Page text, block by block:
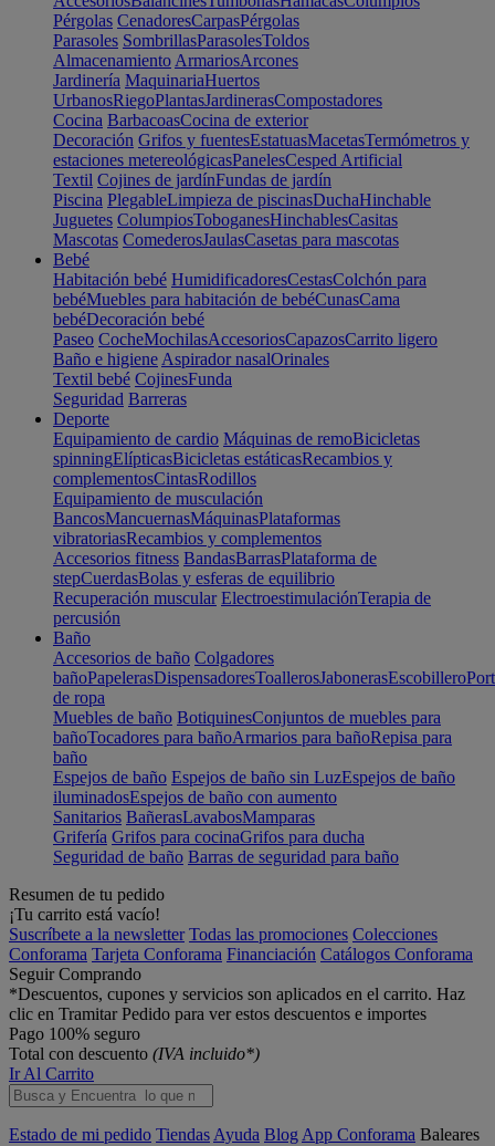
Pérgolas CenadoresCarpasPérgolas
Parasoles SombrillasParasolesToldos
Almacenamiento ArmariosArcones
Jardinería MaquinariaHuertos
UrbanosRiegoPlantasJardinerasCompostadores
Cocina BarbacoasCocina de exterior
Decoración Grifos y fuentesEstatuasMacetasTermómetros y
estaciones metereológicasPanelesCesped Artificial
Textil Cojines de jardínFundas de jardín
Piscina PlegableLimpieza de piscinasDuchaHinchable
Juguetes ColumpiosToboganesHinchablesCasitas
Mascotas ComederosJaulasCasetas para mascotas
Bebé
Habitación bebé HumidificadoresCestasColchón para
bebéMuebles para habitación de bebéCunasCama
bebéDecoración bebé
Paseo CocheMochilasAccesoriosCapazosCarrito ligero
Baño e higiene Aspirador nasalOrinales
Textil bebé CojinesFunda
Seguridad Barreras
Deporte
Equipamiento de cardio Máquinas de remoBicicletas
spinningElípticasBicicletas estáticasRecambios y
complementosCintasRodillos
Equipamiento de musculación
BancosMancuernasMáquinasPlataformas
vibratoriasRecambios y complementos
Accesorios fitness BandasBarrasPlataforma de
stepCuerdasBolas y esferas de equilibrio
Recuperación muscular ElectroestimulaciónTerapia de
percusión
Baño
Accesorios de baño Colgadores
bañoPapelerasDispensadoresToallerosJabonerasEscobillero
de ropa
Muebles de baño BotiquinesConjuntos de muebles para
bañoTocadores para bañoArmarios para bañoRepisa para
baño
Espejos de baño Espejos de baño sin LuzEspejos de baño
iluminadosEspejos de baño con aumento
Sanitarios BañerasLavabosMamparas
Grifería Grifos para cocinaGrifos para ducha
Seguridad de baño Barras de seguridad para baño
Resumen de tu pedido
¡Tu carrito está vacío!
Suscríbete a la newsletter Todas las promociones Colecciones
Conforama Tarjeta Conforama Financiación Catálogos Conforama
Seguir Comprando
*Descuentos, cupones y servicios son aplicados en el carrito. Haz
clic en Tramitar Pedido para ver estos descuentos e importes
Pago 100% seguro
Total con descuento (IVA incluido*)
Ir Al Carrito
Estado de mi pedido Tiendas Ayuda Blog App Conforama Baleares